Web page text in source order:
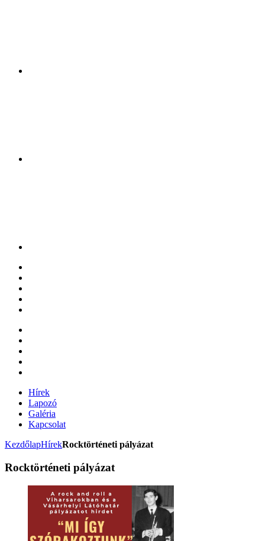
Hírek
Lapozó
Galéria
Kapcsolat
KezdőlapHírekRocktörténeti pályázat
Rocktörténeti pályázat